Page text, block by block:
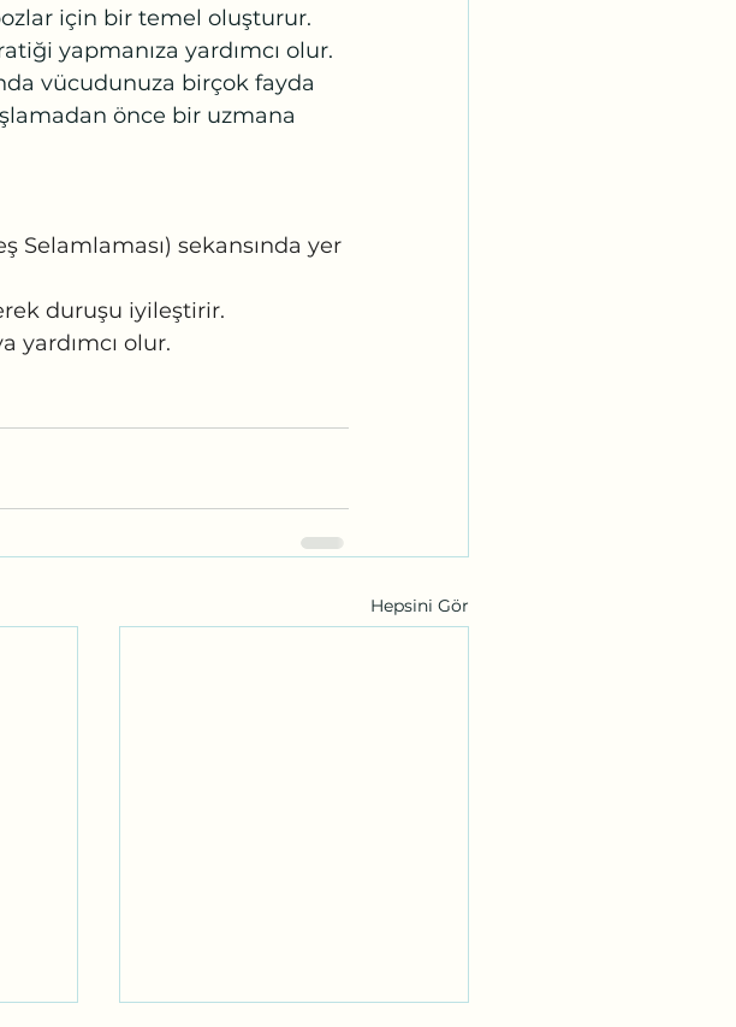
için bir temel oluşturur.
yapmanıza yardımcı olur.
vücudunuza birçok fayda
önce bir uzmana
Selamlaması) sekansında yer
duruşu iyileştirir.
yardımcı olur.
Hepsini Gör